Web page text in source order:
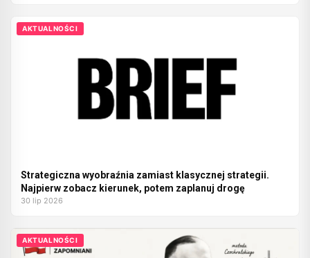
AKTUALNOŚCI
Strategiczna wyobraźnia zamiast klasycznej strategii.
Najpierw zobacz kierunek, potem zaplanuj drogę
30 lip 2026
AKTUALNOŚCI